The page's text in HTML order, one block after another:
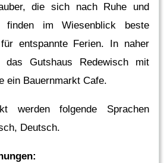
die sich nach Ruhe und
finden im Wiesenblick beste
für entspannte Ferien. In naher
das Gutshaus Redewisch mit
ein Bauernmarkt Cafe.
werden folgende Sprachen
Deutsch.